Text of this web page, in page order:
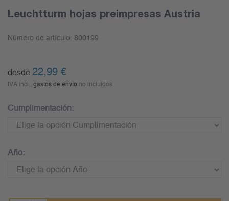
Leuchtturm hojas preimpresas Austria
Número de artículo: 800199
desde 22,99 €
IVA incl., gastos de envío no incluidos
Cumplimentación:
Año: